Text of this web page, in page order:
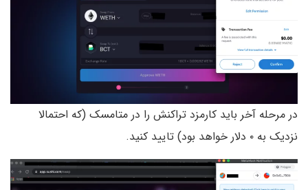
در مرحله آخر باید کارمزد تراکنش را در متامسک (که احتمالا
نزدیک به ۰ دلار خواهد بود) تایید کنید.